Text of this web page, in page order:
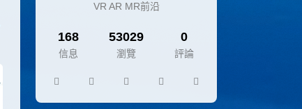
VR AR MR前沿
168
信息
53029
瀏覽
0
評論